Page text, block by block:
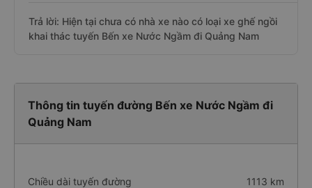
Trả lời: Hiện tại chưa có nhà xe nào có loại xe ghế ngồi
khai thác tuyến Bến xe Nước Ngầm đi Quảng Nam
Thông tin tuyến đường Bến xe Nước Ngầm đi
Quảng Nam
Chiều dài tuyến đường 1113 km